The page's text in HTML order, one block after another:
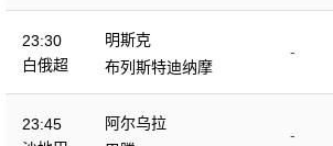
23:30
白俄超
明斯克
-
布列斯特迪纳摩
23:45
阿尔乌拉
-